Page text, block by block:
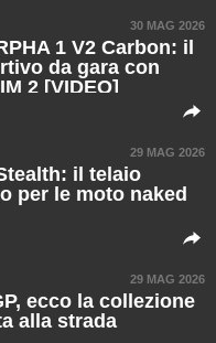
30 MAG 2026
1 V2 Carbon: il
da gara con
2 [VIDEO]
29 MAG 2026
il telaio
per le moto naked
29 MAG 2026
ecco la collezione
alla strada